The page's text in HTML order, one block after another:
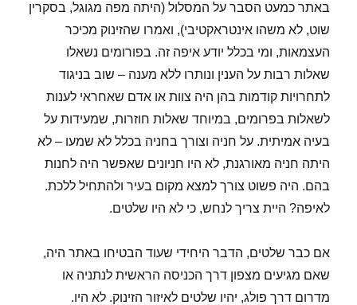
באתר כמעט הסבר על המסלול (היתה מפה מגוגל, בסקרין
שוט, לא משהו אינטראקטיבי), ואמרו שהזינוק מכיכר
העצמאות, ומי בכלל יודע איפה זה. בפורומים נשאלו
שאלות רבות על הענין ונותרו ללא מענה – שוב בניגוד
לתחרויות קודמות בהן היה צוות או אדם שאחראי לענות
לשאלות בפרומים, במיוחד שאלות חוזרות, שמעידות על
בעיה אמיתית. על חניה וצורך בחניה בכלל לא שמעו – לא
היתה חניה מאורגנת, לא היו חניונים שאפשר היה לחנות
בהם. היה פשוט צורך למצא מקום בעיר ולהתחיל ללכת.
לאיפה? היית צריך לנחש, כי לא היו שלטים.
אם כבר שלטים, הדבר היחידי שעוד הבטיחו באתר היה,
שאם מגיעים מצפון דרך הכניסה הראשית לנתניה או
מדרום דרך פולג, יהיו שלטים לאיזור הזינוק. לא היו.